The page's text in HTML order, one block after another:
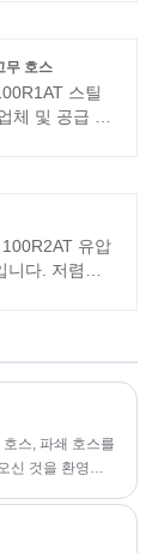
의 장기적인
습니다.
무 호스
스틸
체 및 공급 업
되기를 기대
유압
다. 저렴한
루어 왔습니
이 뛰어나며
되기를 기대
스, 파쇄 호스를
것을 환영합